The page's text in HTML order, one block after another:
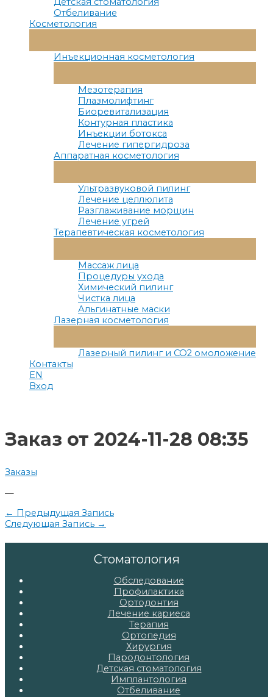
Отбеливание
Косметология
Меню
Инъекционная косметология
Меню
Мезотерапия
Плазмолифтинг
Биоревитализация
Контурная пластика
Инъекции ботокса
Лечение гипергидроза
Аппаратная косметология
Меню
Ультразвуковой пилинг
Лечение целлюлита
Разглаживание морщин
Лечение угрей
Терапевтическая косметология
Меню
Массаж лица
Процедуры ухода
Химический пилинг
Чистка лица
Альгинатные маски
Лазерная косметология
Меню
Лазерный пилинг и СО2 омоложение
Контакты
EN
Вход
Заказ от 2024-11-28 08:35
Заказы
—
Навигация
по
← Предыдущая Запись
Следующая Запись →
Стоматология
Обследование
Профилактика
Ортодонтия
Лечение кариеса
Терапия
Ортопедия
Хирургия
Пародонтология
Детская стоматология
Имплантология
Отбеливание